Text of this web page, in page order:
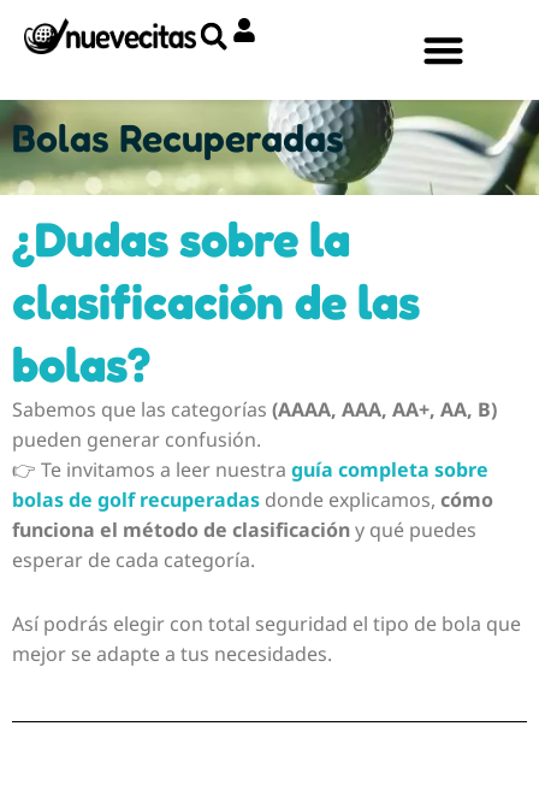
Bolas Recuperadas
¿Dudas sobre la
clasificación de las
bolas?
Sabemos que las categorías (AAAA, AAA, AA+, AA, B)
pueden generar confusión.
👉 Te invitamos a leer nuestra guía completa sobre
bolas de golf recuperadas donde explicamos, cómo
funciona el método de clasificacióny qué puedes
esperar de cada categoría.
Así podrás elegir con total seguridad el tipo de bola que
mejor se adapte a tus necesidades.